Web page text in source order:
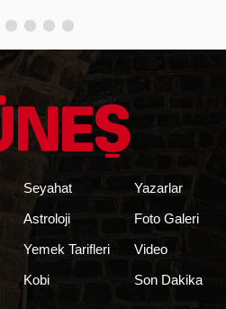
Seyahat
Astroloji
Yemek Tarifleri
Kobi
Yazarlar
Foto Galeri
Video
Son Dakika